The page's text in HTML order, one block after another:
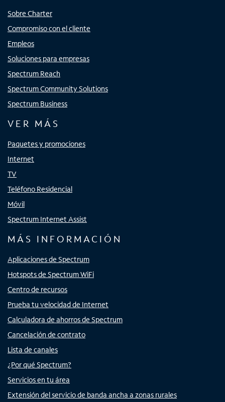
Sobre Charter
Compromiso con el cliente
Empleos
Soluciones para empresas
Spectrum Reach
Spectrum Community Solutions
Spectrum Business
VER MÁS
Paquetes y promociones
Internet
TV
Teléfono Residencial
Móvil
Spectrum Internet Assist
MÁS INFORMACIÓN
Aplicaciones de Spectrum
Hotspots de Spectrum WiFi
Centro de recursos
Prueba tu velocidad de Internet
Calculadora de ahorros de Spectrum
Cancelación de contrato
Lista de canales
¿Por qué Spectrum?
Servicios en tu área
Extensión del servicio de banda ancha a zonas rurales